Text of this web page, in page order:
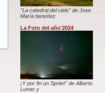
"La catedral del cielo" de Jose
María beneítez
La Foto del año'2024
¡Y por fin un Sprite!" de Alberto
Lunas y